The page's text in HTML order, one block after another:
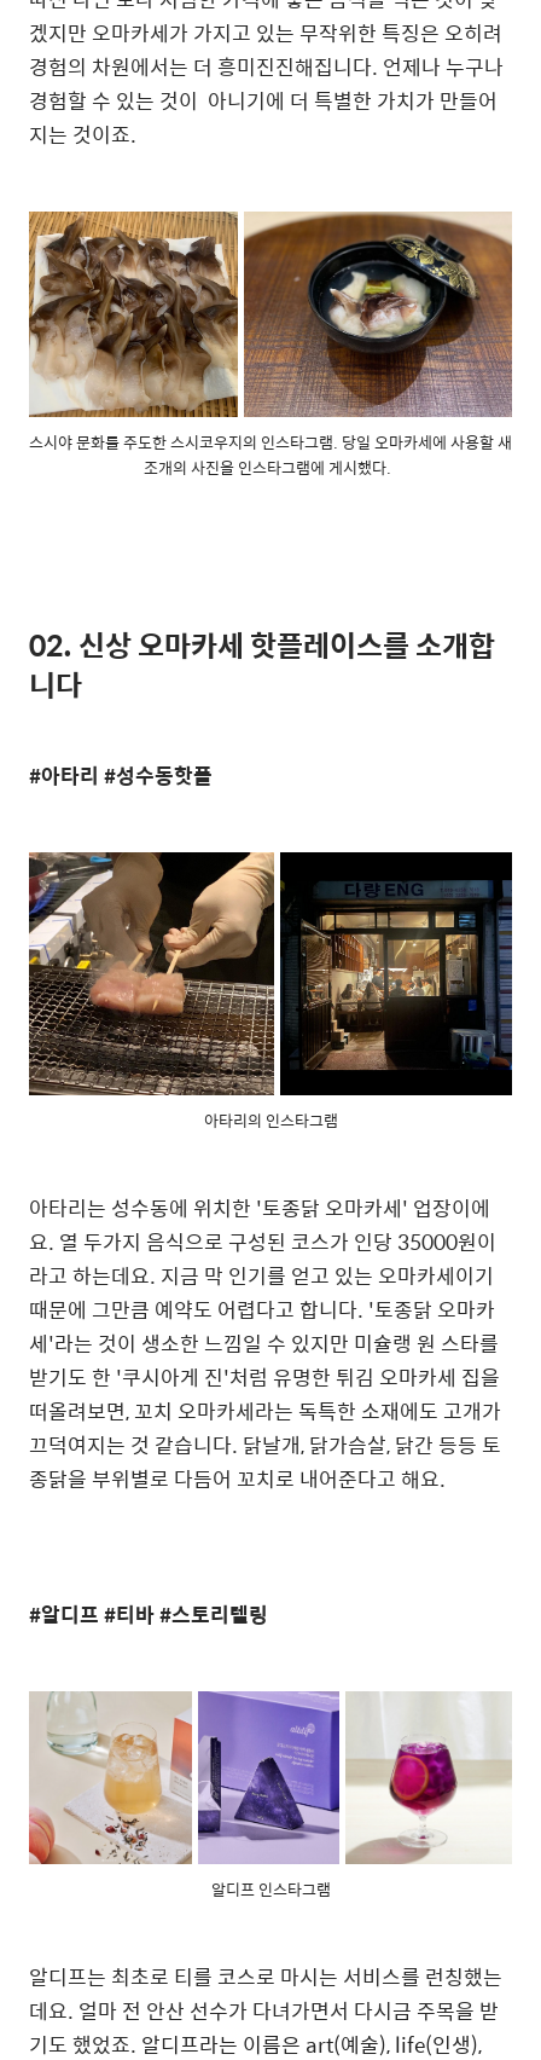
겠지만 오마카세가 가지고 있는 무작위한 특징은 오히려
경험의 차원에서는 더 흥미진진해집니다. 언제나 누구나
경험할 수 있는 것이 아니기에 더 특별한 가치가 만들어
지는 것이죠.
스시야 문화를 주도한 스시코우지의 인스타그램. 당일 오마카세에 사용할 새
조개의 사진을 인스타그램에 게시했다.
02. 신상 오마카세 핫플레이스를 소개합
니다
#아타리 #성수동핫플
아타리의 인스타그램
아타리는 성수동에 위치한 '토종닭 오마카세' 업장이에
요. 열 두가지 음식으로 구성된 코스가 인당 35000원이
라고 하는데요. 지금 막 인기를 얻고 있는 오마카세이기
때문에 그만큼 예약도 어렵다고 합니다. '토종닭 오마카
세'라는 것이 생소한 느낌일 수 있지만 미슐랭 원 스타를
받기도 한 '쿠시아게 진'처럼 유명한 튀김 오마카세 집을
떠올려보면, 꼬치 오마카세라는 독특한 소재에도 고개가
끄덕여지는 것 같습니다. 닭날개, 닭가슴살, 닭간 등등 토
종닭을 부위별로 다듬어 꼬치로 내어준다고 해요.
#알디프 #티바 #스토리텔링
알디프 인스타그램
알디프는 최초로 티를 코스로 마시는 서비스를 런칭했는
데요. 얼마 전 안산 선수가 다녀가면서 다시금 주목을 받
기도 했었죠. 알디프라는 이름은 art(예술), life(인생),